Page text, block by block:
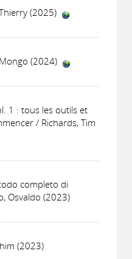
(2025)
(2024)
1 : tous les outils et
/ Richards, Tim
completo di
Osvaldo (2023)
(2023)